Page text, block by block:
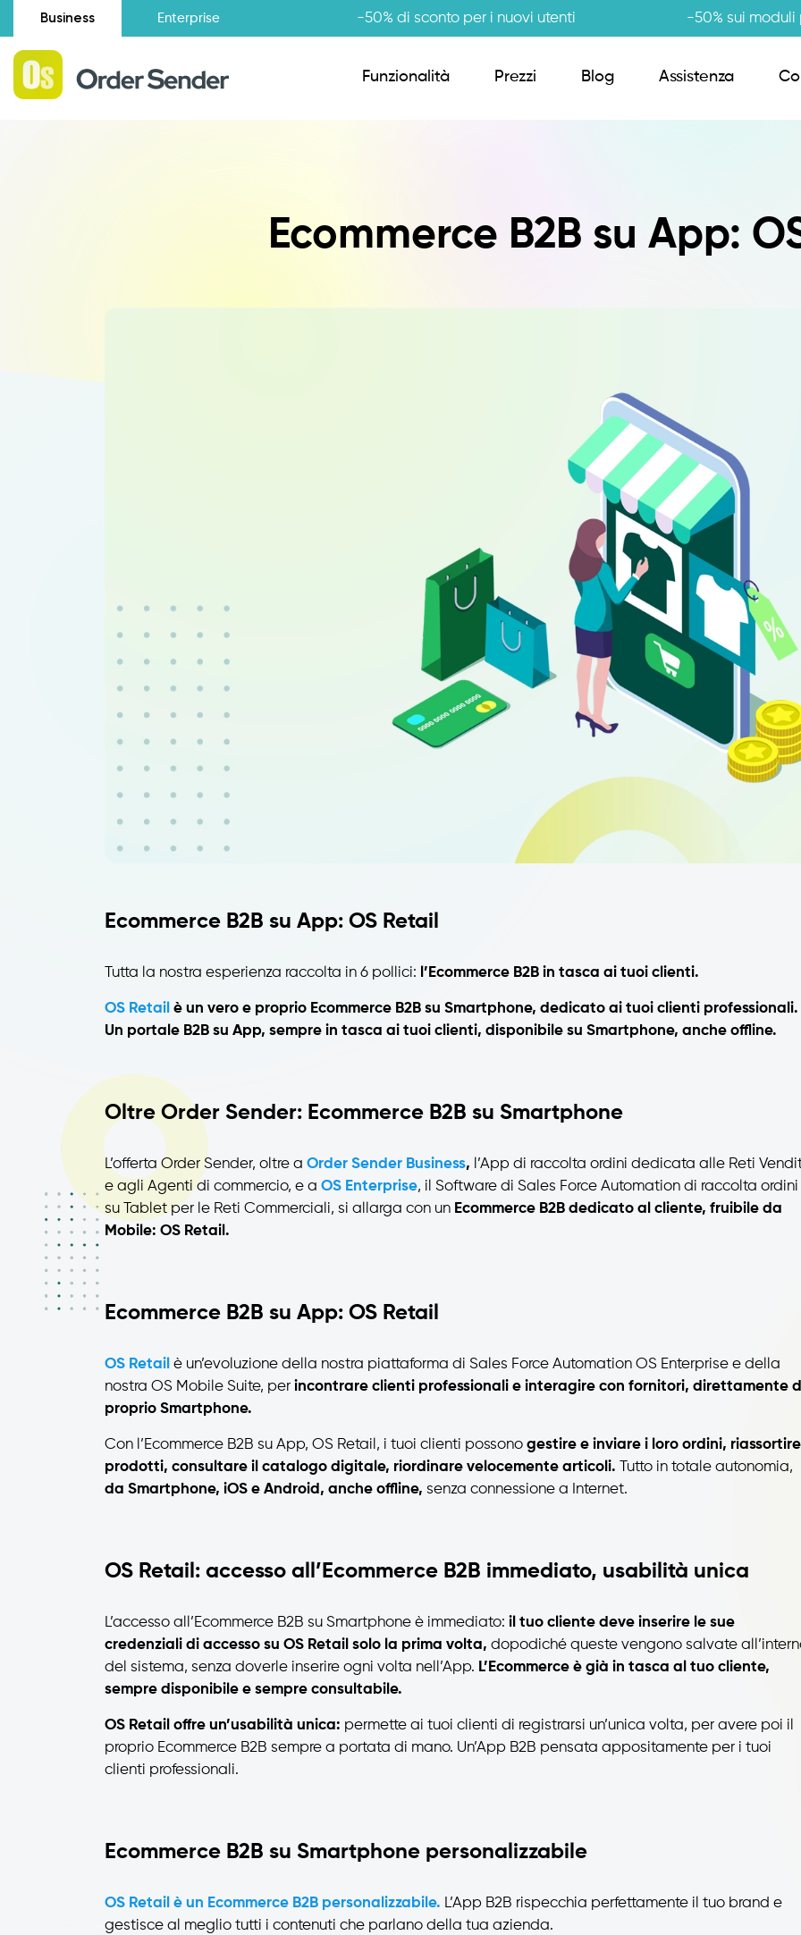
Business Enterprise -50% di sconto per i nuovi utenti -50% sui
Funzionalità
Raccolta Ordini Agenti CRM Giro Visite
Prezzi Blog Assistenza
Ecommerce B2B su App:
Ecommerce B2B su App: OS Retail
Tutta la nostra esperienza raccolta in 6 pollici: l’Ecommerce B2B in tasca ai tuoi clienti.
OS Retail è un vero e proprio Ecommerce B2B su Smartphone, dedicato ai tuoi clienti professionali.
Un portale B2B su App, sempre in tasca ai tuoi clienti, disponibile su Smartphone, anche offline.
Oltre Order Sender: Ecommerce B2B su Smartphone
L’offerta Order Sender, oltre a Order Sender Business, l’App di raccolta ordini dedicata alle Reti
e agli Agenti di commercio, e a OS Enterprise, il Software di Sales Force Automation di raccolta ordini
su Tablet per le Reti Commerciali, si allarga con un Ecommerce B2B dedicato al cliente, fruibile da
Mobile: OS Retail.
Ecommerce B2B su App: OS Retail
OS Retail è un’evoluzione della nostra piattaforma di Sales Force Automation OS Enterprise e della
nostra OS Mobile Suite, per incontrare clienti professionali e interagire con fornitori, direttamente
proprio Smartphone.
Con l’Ecommerce B2B su App, OS Retail, i tuoi clienti possono gestire e inviare i loro ordini,
prodotti, consultare il catalogo digitale, riordinare velocemente articoli. Tutto in totale autonomia,
da Smartphone, iOS e Android, anche offline, senza connessione a Internet.
OS Retail: accesso all’Ecommerce B2B immediato, usabilità unica
L’accesso all’Ecommerce B2B su Smartphone è immediato: il tuo cliente deve inserire le sue
credenziali di accesso su OS Retail solo la prima volta, dopodiché queste vengono salvate
del sistema, senza doverle inserire ogni volta nell’App. L’Ecommerce è già in tasca al tuo cliente,
sempre disponibile e sempre consultabile.
OS Retail offre un’usabilità unica: permette ai tuoi clienti di registrarsi un’unica volta, per avere poi il
proprio Ecommerce B2B sempre a portata di mano. Un’App B2B pensata appositamente per i tuoi
clienti professionali.
Ecommerce B2B su Smartphone personalizzabile
OS Retail è un Ecommerce B2B personalizzabile. L’App B2B rispecchia perfettamente il tuo brand e
gestisce al meglio tutti i contenuti che parlano della tua azienda.